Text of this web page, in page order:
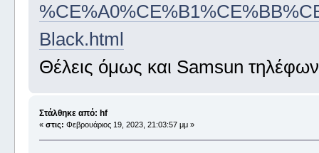
Black.html
Θέλεις όμως και Samsun
Στάλθηκε από: hf
« στις: Φεβρουάριος 19, 2023, 21:03:57 μμ »